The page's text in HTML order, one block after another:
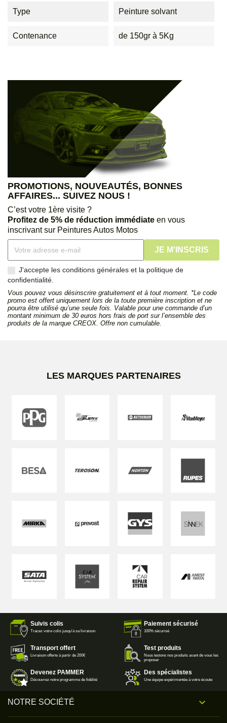
Type Peinture solvant
Contenance de 150gr à 5Kg
PROMOTIONS, NOUVEAUTÉS, BONNES
AFFAIRES... SUIVEZ NOUS !
C’est votre 1ère visite ?
Profitez de 5% de réduction immédiate en vous
inscrivant sur Peintures Autos Motos
J'accepte les conditions générales et la politique de
confidentialité.
Vous pouvez vous désinscrire gratuitement et à tout moment. *Le code
promo est offert uniquement lors de la toute première inscription et ne
pourra être utilisé qu’une seule fois. Valable pour une commande d’un
montant minimum de 30 euros hors frais de port sur l’ensemble des
produits de la marque CREOX. Offre non cumulable.
LES MARQUES PARTENAIRES
Suivis colis
Tracez votre colis jusqu'à sa livraison
Paiement sécurisé
100% sécurisé
Transport offert
Livraison offerte à partir de 200€
Test produits
Nous testons nos produits avant de vous les
proposer
Devenez PAMMER
Découvrez notre programme de fidélité
Des spécialistes
Une équipe expérimentée à votre écoute
NOTRE SOCIÉTÉ 